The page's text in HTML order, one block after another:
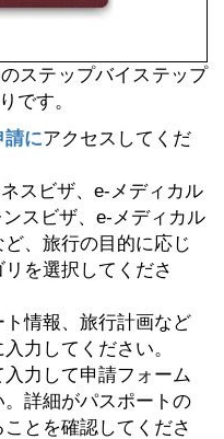
ステップバイステップ
です。
請にアクセスしてくだ
スビザ、e-メディカル
スビザ、e-メディカル
、旅行の目的に応じ
を選択してくださ
情報、旅行計画など
力してください。
力して申請フォーム
詳細がパスポートの
とを確認してくださ